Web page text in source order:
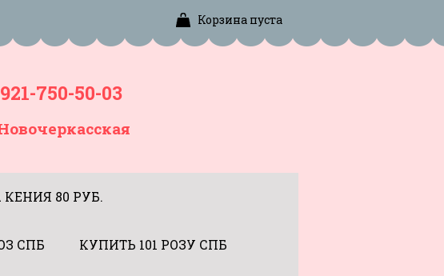
Корзина пуста
750-50-03
КЕНИЯ 80 РУБ.
СПБ КУПИТЬ 101 РОЗУ СПБ